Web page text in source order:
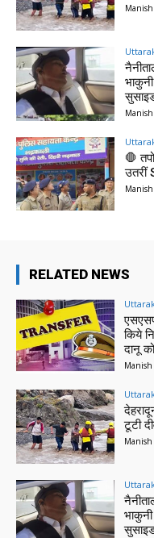
🛑
उतरीं
RELATED NEWS
किये
दानू
Manish
टूटी
Manish